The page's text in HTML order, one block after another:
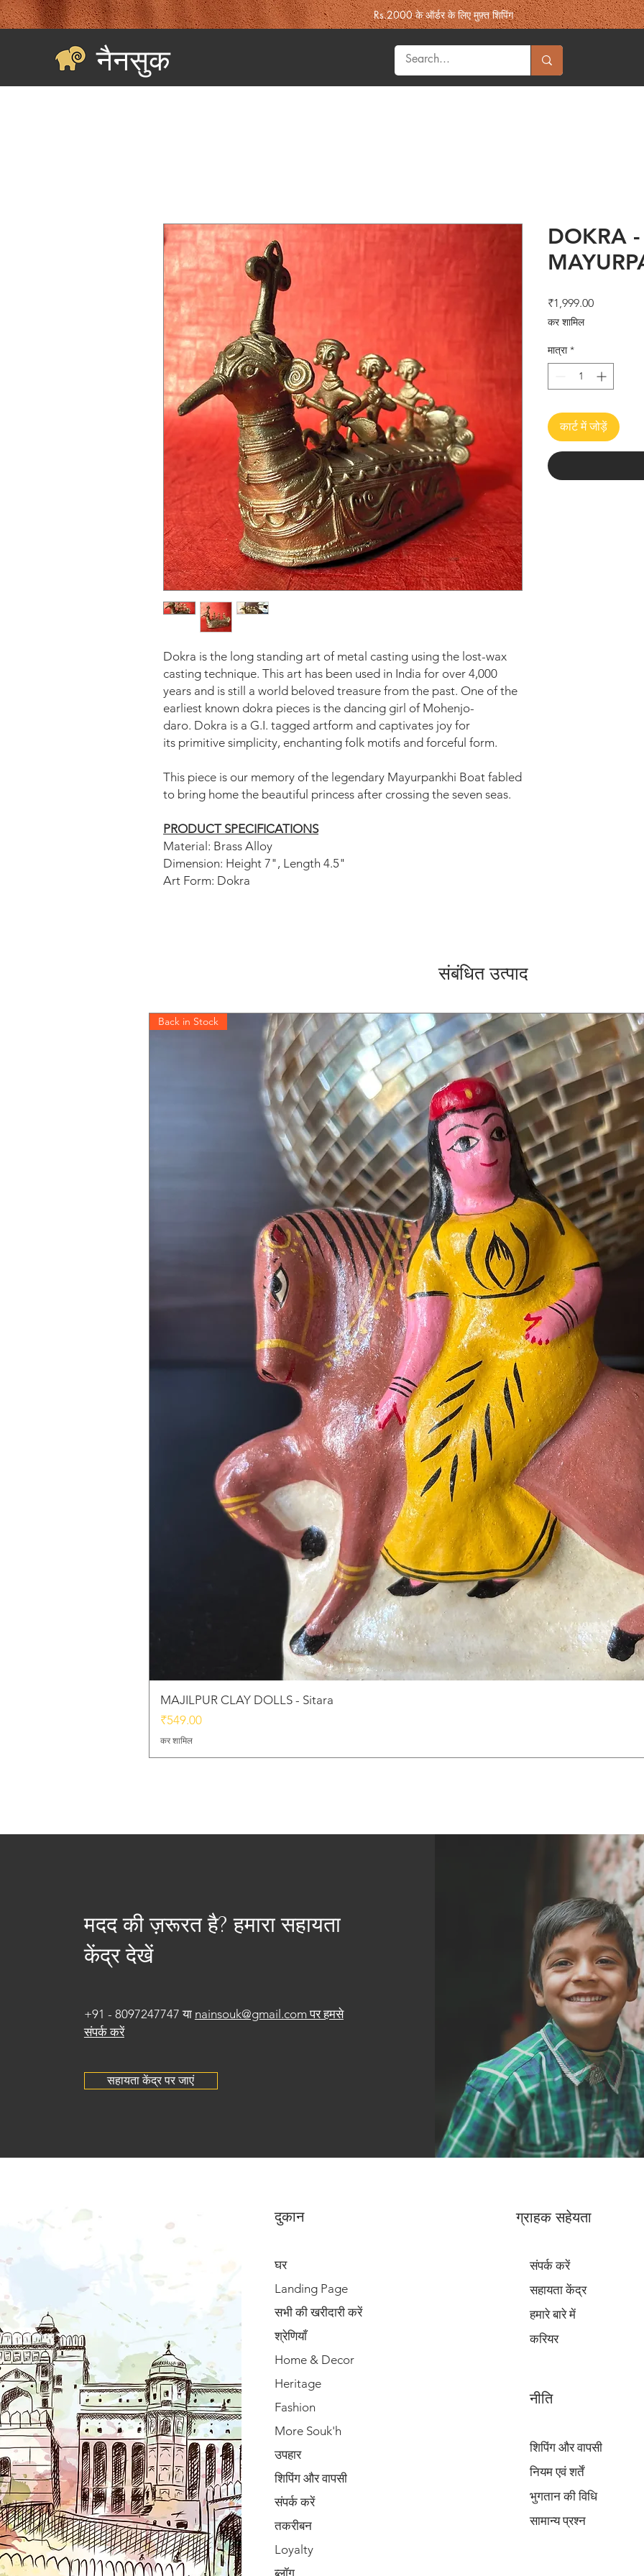
Rs.2000 के ऑर्डर के लिए मुफ़्त शिपिंग
नैनसुक
Dokra is the long standing art of metal casting using the lost-wax
casting technique. This art has been used in India for over 4,000
years and is still a world beloved treasure from the past. One of the
earliest known dokra pieces is the dancing girl of Mohenjo-
daro. Dokra is a G.I. tagged artform and captivates joy for
its primitive simplicity, enchanting folk motifs and forceful form.
This piece is our memory of the legendary Mayurpankhi Boat fabled
to bring home the beautiful princess after crossing the seven seas.
PRODUCT SPECIFICATIONS
Material: Brass Alloy
Dimension: Height 7", Length 4.5"
Art Form: Dokra
DOKRA -
₹1,999.00मूल्य
कर शामिल
मात्रा *
कार्ट में जोड़ें
संबंधित उत्पाद
Back in Stock
MAJILPUR CLAY DOLLS - Sitara
मूल्य
₹549.00
कर शामिल
मदद की ज़रूरत है? हमारा सहायता
केंद्र देखें
+91 - 8097247747 या nainsouk@gmail.com पर हमसे
संपर्क करें
सहायता केंद्र पर जाएं
दुकान
घर
Landing Page
सभी की खरीदारी करें
श्रेणियाँ
Home & Decor
Heritage
Fashion
More Souk'h
उपहार
शिपिंग और वापसी
संपर्क करें
तकरीबन
Loyalty
ब्लॉग
ग्राहक सहेयता
संपर्क करें
सहायता केंद्र
हमारे बारे में
करियर
नीति
शिपिंग और वापसी
नियम एवं शर्तें
भुगतान की विधि
सामान्य प्रश्न